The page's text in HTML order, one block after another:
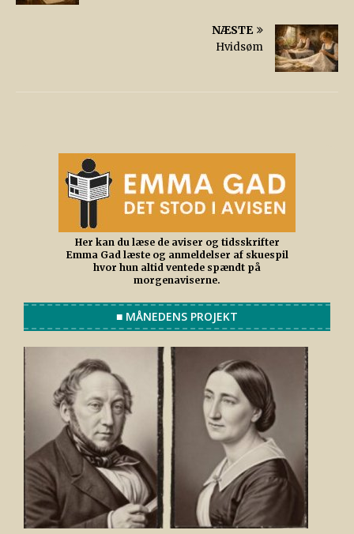
NÆSTE
Hvidsøm
Her kan du læse de aviser og tidsskrifter
Emma Gad læste og anmeldelser af skuespil
hvor hun altid ventede spændt på
morgenaviserne.
■ MÅNEDENS PROJEKT